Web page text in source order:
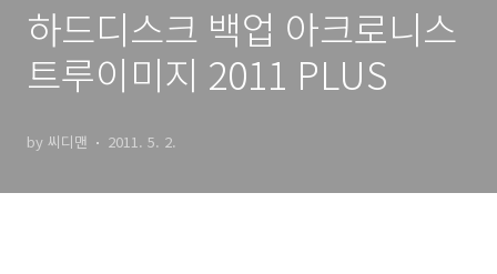
하드디스크 백업 아크로니스
트루이미지 2011 PLUS
by 씨디맨 2011. 5. 2.